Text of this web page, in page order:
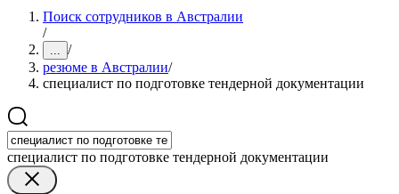
Поиск сотрудников в Австралии
/
... /
резюме в Австралии/
специалист по подготовке тендерной документации
специалист по подготовке тендерной документации